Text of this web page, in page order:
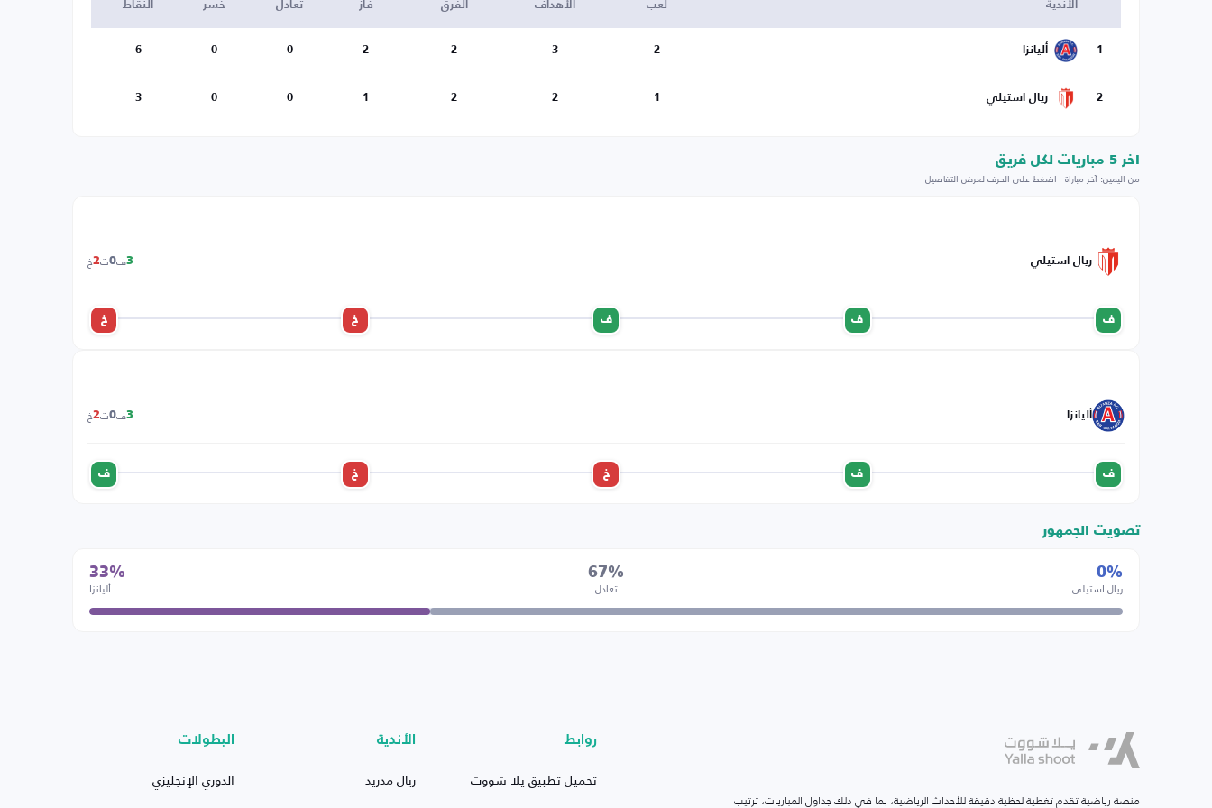
الأندية لعب الأهداف الفرق فاز تعادل خسر النقاط
1 أليانزا 2
3
2
2
0
0
6
2 ريال استيلي 1
2
2
1
0
0
3
اخر 5 مباريات لكل فريق
من اليمين: آخر مباراة · اضغط على الحرف لعرض التفاصيل
ريال استيلي 3ف0ت2خ
ف ف ف خ خ
أليانزا 3ف0ت2خ
ف ف خ خ ف
تصويت الجمهور
0%
ريال استيلي
67%
تعادل
33%
أليانزا
منصة رياضية تقدم تغطية لحظية دقيقة للأحداث الرياضية، بما في ذلك جداول المباريات، ترتيب
روابط
تحميل تطبيق يلا شووت
الأندية
ريال مدريد
البطولات
الدوري الإنجليزي